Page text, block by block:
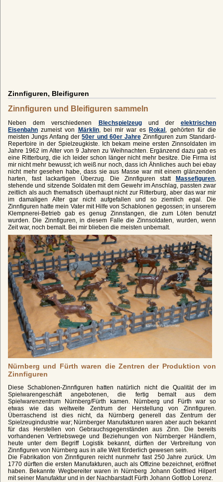
Zinnfiguren, Bleifiguren
Zinnfiguren und Bleifiguren sammeln
Neben dem verschiedenen Blechspielzeugund der elektrischen
Eisenbahn zumeist von Märklin, bei mir war esRokal , gehörten für die
meisten Jungs Anfang der50er und 60er JahreZinnfiguren zum Standard-
Repertoire in der Spielzeugkiste. Ich bekam meine ersten Zinnsoldaten im
Jahre 1962 im Alter von 9 Jahren zu Weihnachten. Ergänzend dazu gab es
eine Ritterburg, die ich leider schon länger nicht mehr besitze. Die Firma ist
mir nicht mehr bewusst; ich weiß nur noch, dass ich Ähnliches auch bei ebay
nicht mehr gesehen habe, dass sie aus Masse war mit einem glänzenden
harten, fast lackartigen Überzug. Die Zinnfiguren statt Massefiguren
stehende und sitzende Soldaten mit dem Gewehr im Anschlag, passten zwar
zeitlich als auch thematisch überhaupt nicht zur Ritterburg, aber das war mir
im damaligen Alter gar nicht aufgefallen und so ziemlich egal. Die
Zinnfiguren hatte mein Vater mit Hilfe von Schablonen gegossen; in unserem
Klempnerei-Betrieb gab es genug Zinnstangen, die zum Löten benutzt
wurden. Die Zinnfiguren, in diesem Falle die Zinnsoldaten, wurden, wenn
Zeit war, noch bemalt. Bei mir blieben die meisten unbemalt.
Nürnberg und Fürth waren die Zentren der Produktion von
Zinnfiguren
Diese Schablonen-Zinnfiguren hatten natürlich nicht die Qualität der im
Spielwarengeschäft angebotenen, die fertig bemalt aus dem
Spielwarenzentrum Nürnberg/Fürth kamen. Nürnberg und Fürth war so
etwas wie das weltweite Zentrum der Herstellung von Zinnfiguren.
Überraschend ist dies nicht, da Nürnberg generell das Zentrum der
Spielzeugindustrie war; Nürnberger Manufakturen waren aber auch bekannt
für das Herstellen von Gebrauchsgegenständen aus Zinn. Die bereits
vorhandenen Vertriebswege und Beziehungen von Nürnberger Händlern,
heute unter dem Begriff Logistik bekannt, dürften der Verbreitung von
Zinnfiguren von Nürnberg aus in alle Welt förderlich gewesen sein.
Die Fabrikation von Zinnfiguren reicht nunmehr fast 250 Jahre zurück. Um
1770 dürften die ersten Manufakturen, auch als Offizine bezeichnet, eröffnet
haben. Bekannte Wegbereiter waren in Nürnberg Johann Gottfried Hilpert
mit seiner Manufaktur und in der Nachbarstadt Fürth Johann Gottlob Lorenz.